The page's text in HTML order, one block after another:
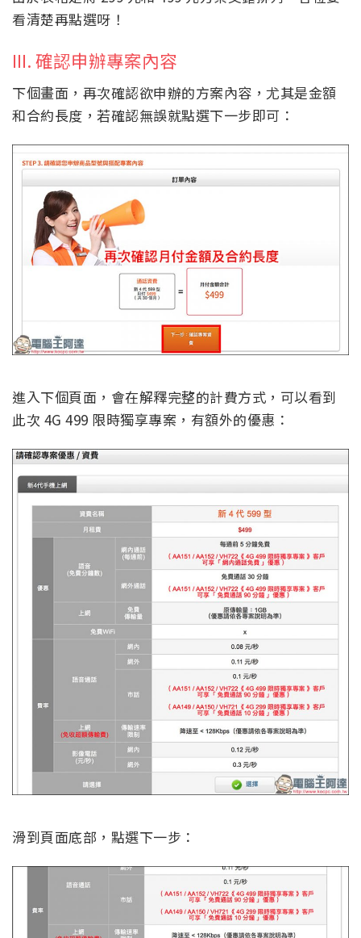
看清楚再點選呀！
III. 確認申辦專案內容
下個畫面，再次確認欲申辦的方案內容，尤其是金額
和合約長度，若確認無誤就點選下一步即可：
進入下個頁面，會在解釋完整的計費方式，可以看到
此次 4G 499 限時獨享專案，有額外的優惠：
滑到頁面底部，點選下一步：